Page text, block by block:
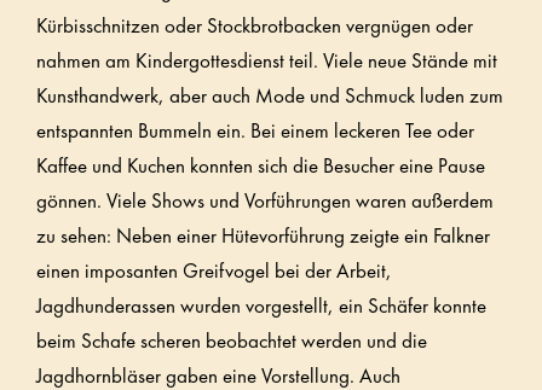
Kürbisschnitzen oder Stockbrotbacken vergnügen oder
nahmen am Kindergottesdienst teil. Viele neue Stände mit
Kunsthandwerk, aber auch Mode und Schmuck luden zum
entspannten Bummeln ein. Bei einem leckeren Tee oder
Kaffee und Kuchen konnten sich die Besucher eine Pause
gönnen. Viele Shows und Vorführungen waren außerdem
zu sehen: Neben einer Hütevorführung zeigte ein Falkner
einen imposanten Greifvogel bei der Arbeit,
Jagdhunderassen wurden vorgestellt, ein Schäfer konnte
beim Schafe scheren beobachtet werden und die
Jagdhornbläser gaben eine Vorstellung. Auch